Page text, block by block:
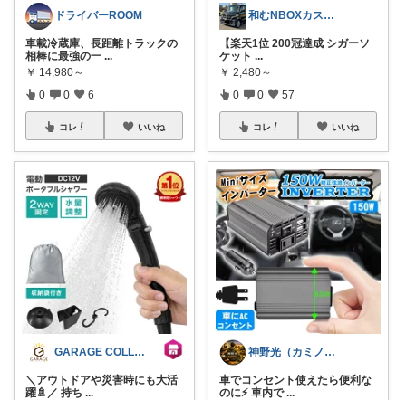
ドライバーROOM
車載冷蔵庫、長距離トラックの
相棒に最強の一 ...
￥ 14,980～
0 0 6
コレ いいね
GARAGE COLLECTION
＼アウトドアや災害時にも大活
躍🚿／ 持ち ...
和むNBOXカスタム👍上限中🙇
【楽天1位 200冠達成 シガーソ
ケット ...
￥ 2,480～
0 0 57
コレ いいね
神野光（カミノヒカリ）
車でコンセント使えたら便利な
のに⚡ 車内で ...